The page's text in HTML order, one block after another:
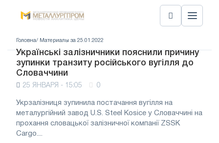
Головна/ Материалы за 25.01.2022
Українські залізничники пояснили причину
зупинки транзиту російського вугілля до
Словаччини
25 ЯНВАРЯ - 15:05 0
Укрзалізниця зупинила постачання вугілля на
металургійний завод U.S. Steel Kosice у Словаччині на
прохання словацької залізничної компанії ZSSK
Cargo....